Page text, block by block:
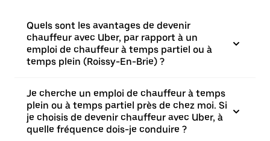
Quels sont les avantages de devenir
chauffeur avec Uber, par rapport à un
emploi de chauffeur à temps partiel ou à
temps plein (Roissy-En-Brie) ?
Je cherche un emploi de chauffeur à temps
plein ou à temps partiel près de chez moi. Si
je choisis de devenir chauffeur avec Uber, à
quelle fréquence dois-je conduire ?